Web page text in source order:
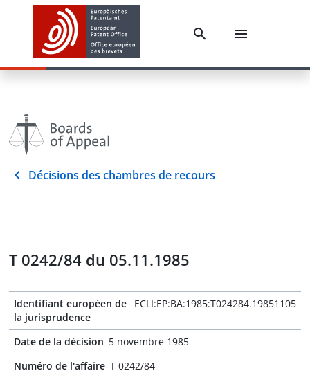
Décisions des chambres de recours
T 0242/84 du 05.11.1985
Identifiant européen de
la jurisprudence
ECLI:EP:BA:1985:T024284.19851105
Date de la décision 5 novembre 1985
Numéro de l'affaire T 0242/84